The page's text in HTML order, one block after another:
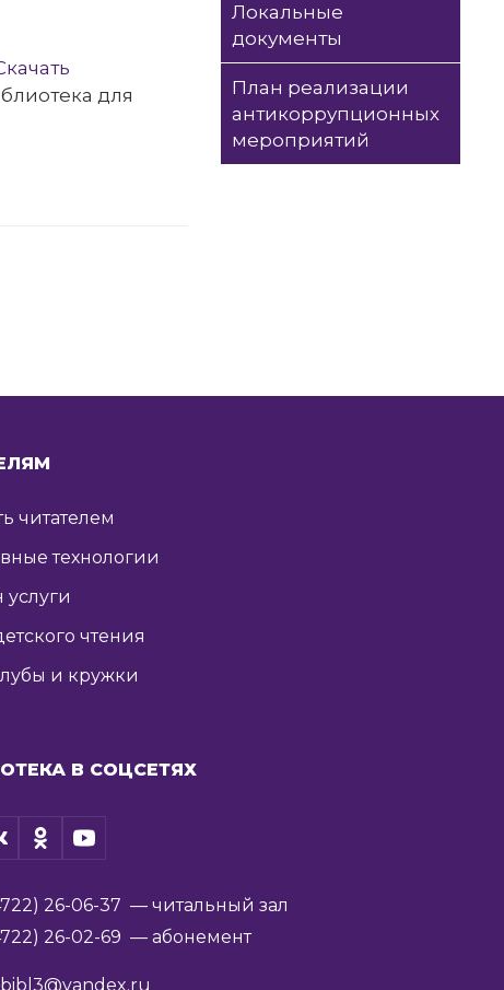
для
Локальные
документы
План реализации
антикоррупционных
мероприятий
читателем
технологии
чтения
и кружки
В СОЦСЕТЯХ
26-06-37 — читальный зал
26-02-69 — абонемент